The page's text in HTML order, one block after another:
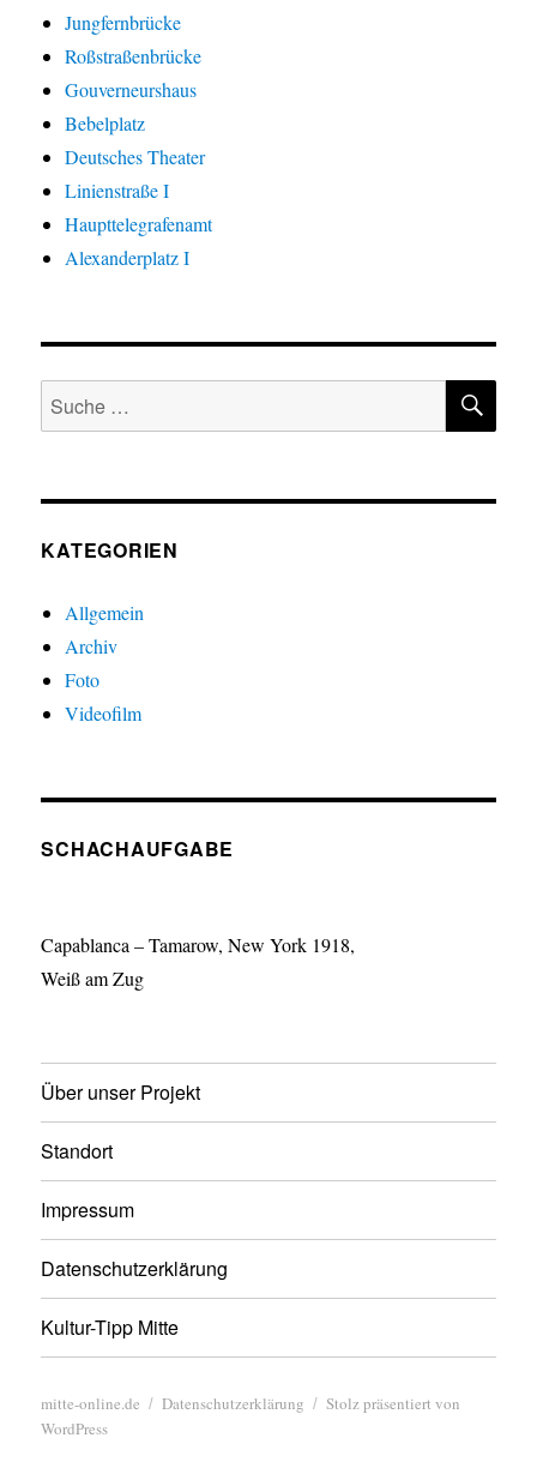
Jungfernbrücke
Roßstraßenbrücke
Gouverneurshaus
Bebelplatz
Deutsches Theater
Linienstraße I
Haupttelegrafenamt
Alexanderplatz I
Suche
nach:
KATEGORIEN
Allgemein
Archiv
Foto
Videofilm
SCHACHAUFGABE
Capablanca – Tamarow, New York 1918,
Weiß am Zug
Über unser Projekt
Standort
Impressum
Datenschutzerklärung
Kultur-Tipp Mitte
mitte-online.de Datenschutzerklärung
Stolz präsentiert von
WordPress